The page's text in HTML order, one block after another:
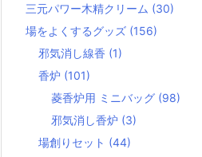
三元パワー木精クリーム (30)
場をよくするグッズ (156)
邪気消し線香 (1)
香炉 (101)
菱香炉用 ミニバッグ (98)
邪気消し香炉 (3)
場創りセット (44)